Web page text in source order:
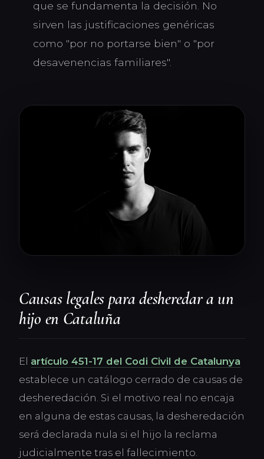
que se fundamenta la decisión. No
sirven las justificaciones genéricas
como "por no portarse bien" o "por
desavenencias familiares".
Causas legales para desheredar a un
hijo en Cataluña
El artículo 451-17 del Codi Civil de Catalunya
establece un catálogo cerrado de causas de
desheredación. Si el motivo real no encaja
en alguna de estas causas, la desheredación
será declarada nula si el hijo la reclama
judicialmente tras el fallecimiento.